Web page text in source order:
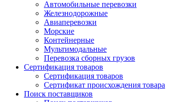
Автомобильные перевозки
Железнодорожные
Авиаперевозки
Морские
Контейнерные
Мультимодальные
Перевозка сборных грузов
Сертификация товаров
Сертификация товаров
Сертификат происхождения товара
Поиск поставщиков